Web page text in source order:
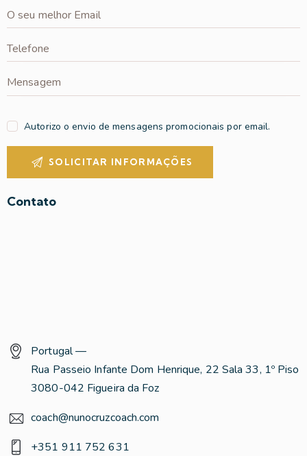
Autorizo o envio de mensagens promocionais por email.
Contato
Portugal —
Rua Passeio Infante Dom Henrique, 22 Sala 33, 1º Piso
3080-042 Figueira da Foz
coach@nunocruzcoach.com
+351 911 752 631